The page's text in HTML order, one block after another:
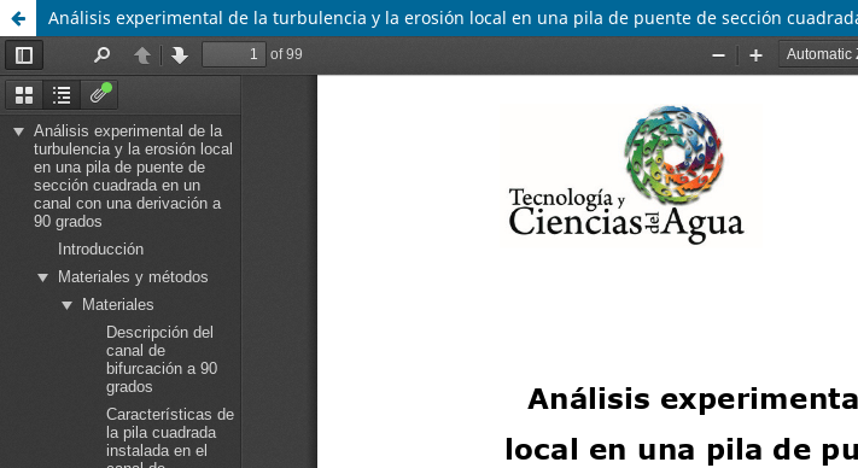
Análisis experimental de la turbulencia y la erosión local en una pila de puente de sección